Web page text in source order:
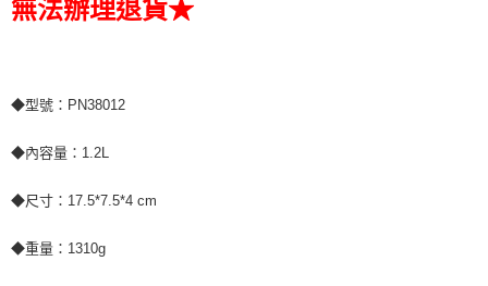
無法辦理退貨★
◆型號：PN38012
◆內容量：1.2L
◆尺寸：17.5*7.5*4 cm
◆重量：1310g